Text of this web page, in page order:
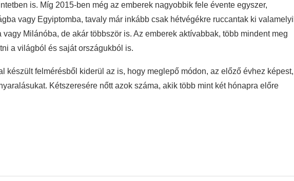
is. Míg 2015-ben még az emberek nagyobbik fele évente egyszer,
vagy Egyiptomba, tavaly már inkább csak hétvégékre ruccantak ki
Milánóba, de akár többször is. Az emberek aktívabbak, több mindent meg
a világból és saját országukból is.
készült felmérésből kiderül az is, hogy meglepő módon, az előző évhez képest,
Kétszeresére nőtt azok száma, akik több mint két hónapra előre